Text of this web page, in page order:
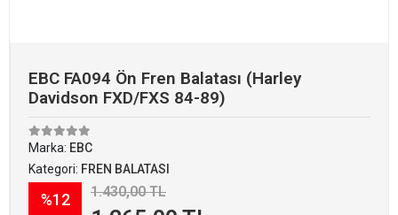
EBC FA094 Ön Fren Balatası (Harley
Davidson FXD/FXS 84-89)
Marka: EBC
Kategori: FREN BALATASI
%12 1.430,00 TL